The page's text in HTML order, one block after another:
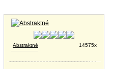
Abstraktné 14575x